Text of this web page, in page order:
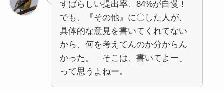
すばらしい提出率、84%が自慢！
でも、『その他』に〇した人が、
具体的な意見を書いてくれてない
から、何を考えてんのか分からん
かった。「そこは、書いてよー」
って思うよねー。